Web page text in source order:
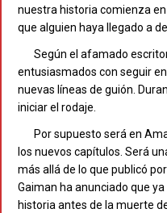
nuestra historia comienza
que alguien haya llegado a
Según el afamado
entusiasmados con seguir
nuevas líneas de guión.
iniciar el rodaje.
Por supuesto será en
los nuevos capítulos. Será
más allá de lo que publicó
Gaiman ha anunciado que
historia antes de la muerte